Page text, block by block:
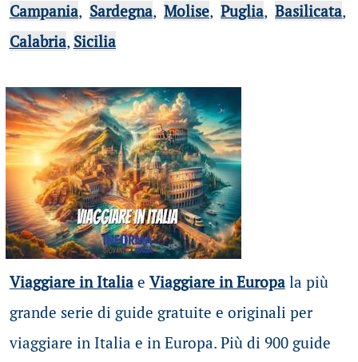
Campania, Sardegna, Molise,Puglia,Basilicata,
Calabria, Sicilia
Viaggiare in Italiae Viaggiare in Europala più
grande serie di guide gratuite e originali per
viaggiare in Italia e in Europa. Più di 900 guide